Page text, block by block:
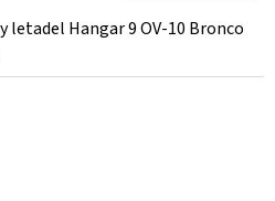
letadel Hangar 9 OV-10 Bronco